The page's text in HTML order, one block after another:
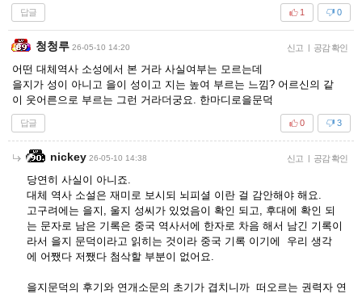
답글 0
1
청청루 26-05-10 14:20 신고 | 공감 확인
어떤 대체역사 소성에서 본 거라 사실여부는 모르는데
을지가 성이 아니고 을이 성이고 지는 높여 부르는 느낌? 어르신의 같
이 웃어른으로 부르는 그런 거라더궁요. 한마디로을문덕
답글 3
0
nickey 26-05-10 14:38 신고 | 공감 확인
당연히 사실이 아니죠.
대체 역사 소설은 재미로 보시되 뇌피셜 이란 걸 감안해야 해요.
고구려에는 을지, 울지 성씨가 있었음이 확인 되고, 후대에 확인 되
는 문자로 남은 기록은 중국 역사서에 한자로 차음 해서 남긴 기록이
라서 을지 문덕이라고 읽히는 것이라 중국 기록 이기에 우리 생각
에 어쨌다 저쨌다 첨삭할 부분이 없어요.
을지문덕의 후기와 연개소문의 초기가 겹치니까 떠오르는 권력자 연